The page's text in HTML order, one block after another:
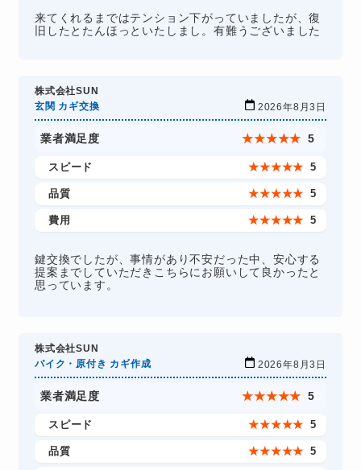
来てくれるまではテンション下がっていましたが、復
旧したとたんほっといたしまし。有難うございました
株式会社SUN
玄関 カギ交換
2026年8月3日
業者満足度 ★★★★★ 5
スピード ★★★★★ 5
品質 ★★★★★ 5
費用 ★★★★★ 5
鍵交換でしたが、事情があり不安だった中、安心する
提案までしていただきこちらにお願いして良かったと
思っています。
株式会社SUN
バイク・原付き カギ作成
2026年8月3日
業者満足度 ★★★★★ 5
スピード ★★★★★ 5
品質 ★★★★★ 5